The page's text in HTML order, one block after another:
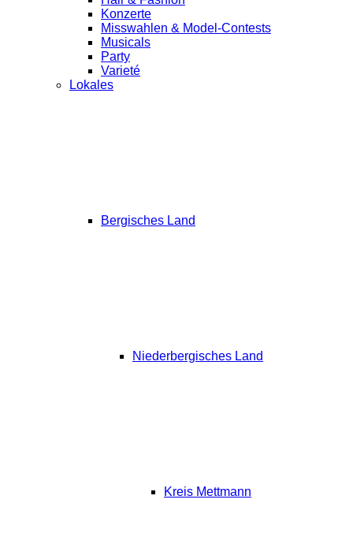
Konzerte
Misswahlen & Model-Contests
Musicals
Party
Varieté
Lokales
Bergisches Land
Niederbergisches Land
Kreis Mettmann